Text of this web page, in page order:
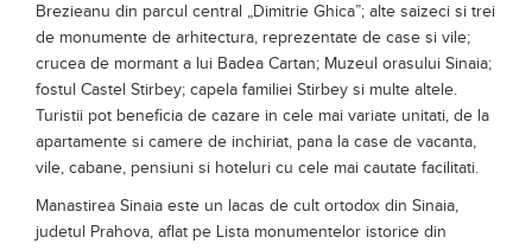
Iorga; ansamblul castelului Peles; bustul actorului Ion Iancu
Brezieanu din parcul central „Dimitrie Ghica”; alte saizeci si trei
de monumente de arhitectura, reprezentate de case si vile;
crucea de mormant a lui Badea Cartan; Muzeul orasului Sinaia;
fostul Castel Stirbey; capela familiei Stirbey si multe altele.
Turistii pot beneficia de cazare in cele mai variate unitati, de la
apartamente si camere de inchiriat, pana la case de vacanta,
vile, cabane, pensiuni si hoteluri cu cele mai cautate facilitati.
Manastirea Sinaia este un lacas de cult ortodox din Sinaia,